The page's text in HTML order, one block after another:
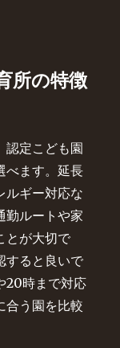
所の特徴
認定こども園
べます。延長
ルギー対応な
勤ルートや家
とが大切で
すると良いで
20時まで対応
合う園を比較